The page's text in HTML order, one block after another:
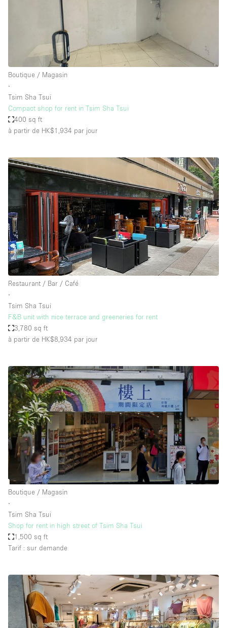
Boutique / Magasin
∙
Tsim Sha Tsui
Compact shop for rent in Tsim Sha Tsui
400 sq ft
à partir de HK$1,934 par jour
Restaurant / Bar / Café
∙
Tsim Sha Tsui
F&B unit with nice terrace and greeneries for rent
3,780 sq ft
à partir de HK$8,934 par jour
Boutique / Magasin
∙
Tsim Sha Tsui
Shop for rent in high street of Tsim Sha Tsui
1,500 sq ft
Tarif : sur demande